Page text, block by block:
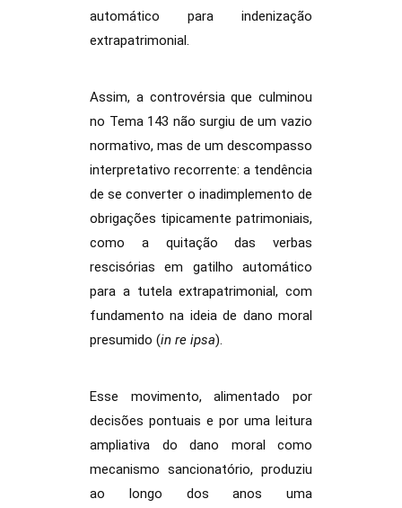
automático para indenização
extrapatrimonial.
Assim, a controvérsia que culminou
no Tema 143 não surgiu de um vazio
normativo, mas de um descompasso
interpretativo recorrente: a tendência
de se converter o inadimplemento de
obrigações tipicamente patrimoniais,
como a quitação das verbas
rescisórias em gatilho automático
para a tutela extrapatrimonial, com
fundamento na ideia de dano moral
presumido (in re ipsa).
Esse movimento, alimentado por
decisões pontuais e por uma leitura
ampliativa do dano moral como
mecanismo sancionatório, produziu
ao longo dos anos uma